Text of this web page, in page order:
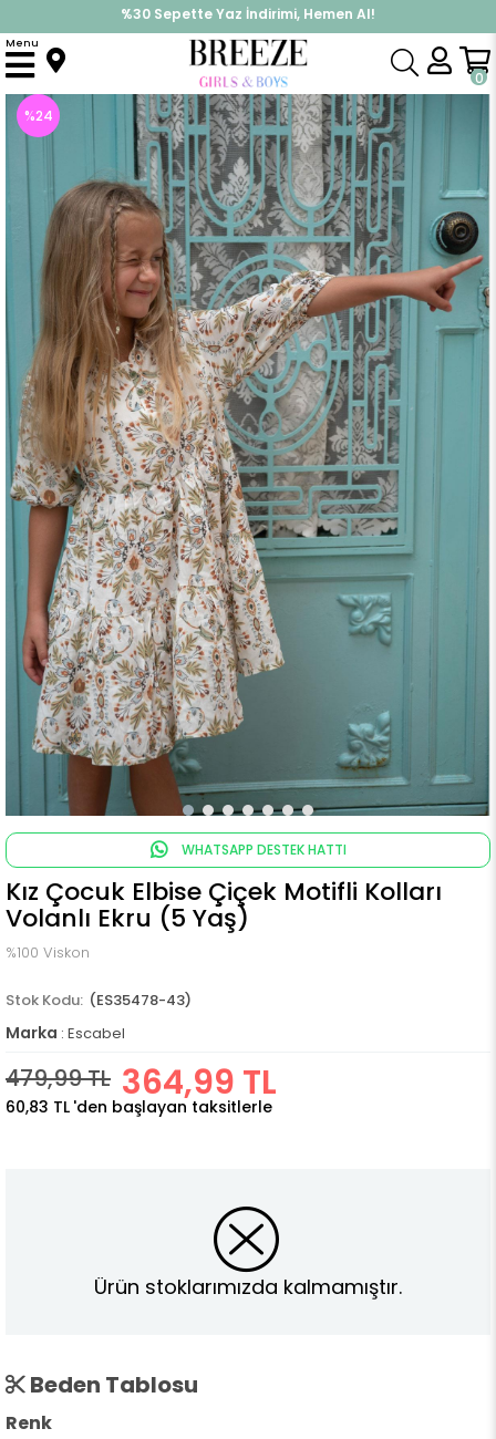
%30 Sepette Yaz İndirimi, Hemen Al!
İndirimlere ek %10 İndirimi Kap, Hemen Üye Ol!
0
Menu
Anasayfa Elbise Modelleri Yazlık Elbise Kız Çocuk Elbise Çiçek Motifli Kolları Volanlı Ekru (5 Yaş)
%24
WHATSAPP DESTEK HATTI
Kız Çocuk Elbise Çiçek Motifli Kolları
Volanlı Ekru (5 Yaş)
%100 Viskon
(ES35478-43)
Marka : Escabel
479,99 TL 364,99 TL
60,83 TL 'den başlayan taksitlerle
Ürün stoklarımızda kalmamıştır.
Beden Tablosu
Renk